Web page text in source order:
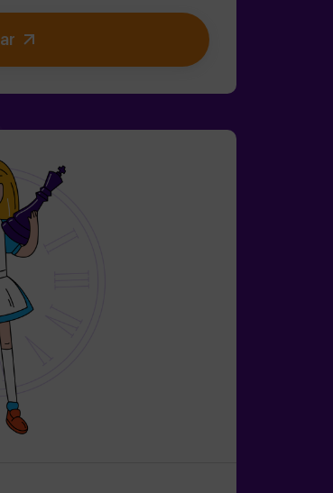
(¡como los del
Secreto de la Reina
a restaurar el tiempo… ¡y la
Además del juego,
aventureros).⚠️ Aviso: